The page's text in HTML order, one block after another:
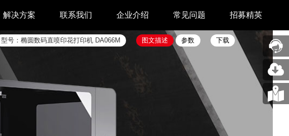
解决方案
家用 & SOHO
即时零售
联系我们
售后中心
采购中心
回收再利用服务
企业介绍
新闻中心
常见问题 招募精英
型号： 椭圆数码直喷印花打印机DA066M 图文描述 参数 下载